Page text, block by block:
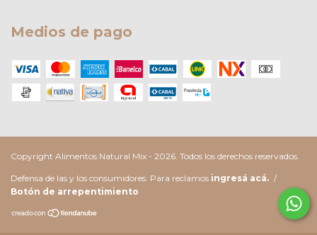
Medios de pago
Copyright Alimentos Natural Mix - 2026. Todos los derechos reservados.
Defensa de las y los consumidores. Para reclamos ingresá acá. /
Botón de arrepentimiento